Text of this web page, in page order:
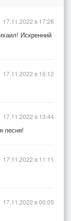
Искренний
17.11.2022 в 17:26
17.11.2022 в 16:12
песня!
17.11.2022 в 13:44
17.11.2022 в 11:11
17.11.2022 в 00:05